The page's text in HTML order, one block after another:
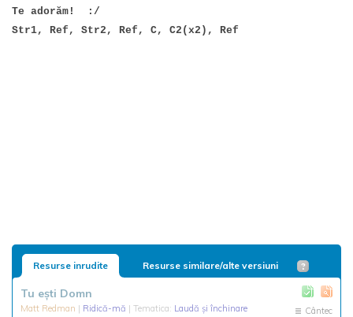
Te adorăm! :/
Str1, Ref, Str2, Ref, C, C2(x2), Ref
Resurse inrudite Resurse similare/alte versiuni
Tu eşti Domn
Matt Redman | Ridică-mă | Tematica: Laudă și închinare Cântec